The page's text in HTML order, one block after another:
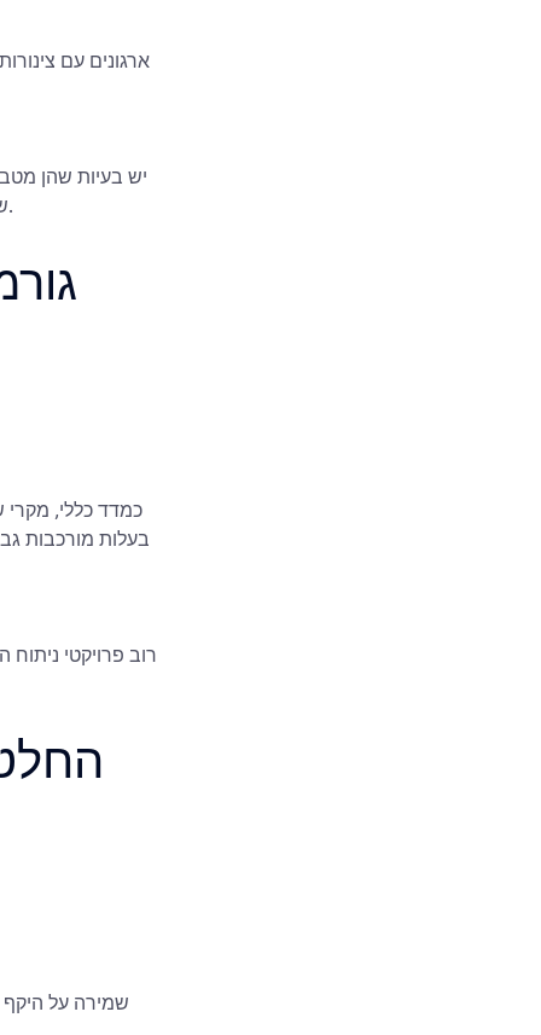
ארגונים עם
יש בעיות שהן
של תמחור דינמי בזמן אמת. פילוח לקוחות רבעוני עולה פחות מאשר התאמה אישית רציפה.
רוב פרויקטי ניתוח